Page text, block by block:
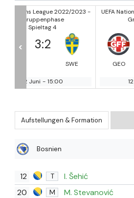
UEFA Nations League 2022/2023 -
Gruppenphase
0:
BUL
12 Juni
<
Aufstellungen & Formation
Bosnien
12 T I. Šehić
20 M M. Stevanović